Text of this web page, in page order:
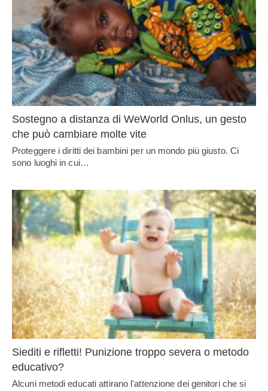
Sostegno a distanza di WeWorld Onlus, un gesto
che può cambiare molte vite
Proteggere i diritti dei bambini per un mondo più giusto. Ci
sono luoghi in cui…
Siediti e rifletti! Punizione troppo severa o metodo
educativo?
Alcuni metodi educati attirano l'attenzione dei genitori che si